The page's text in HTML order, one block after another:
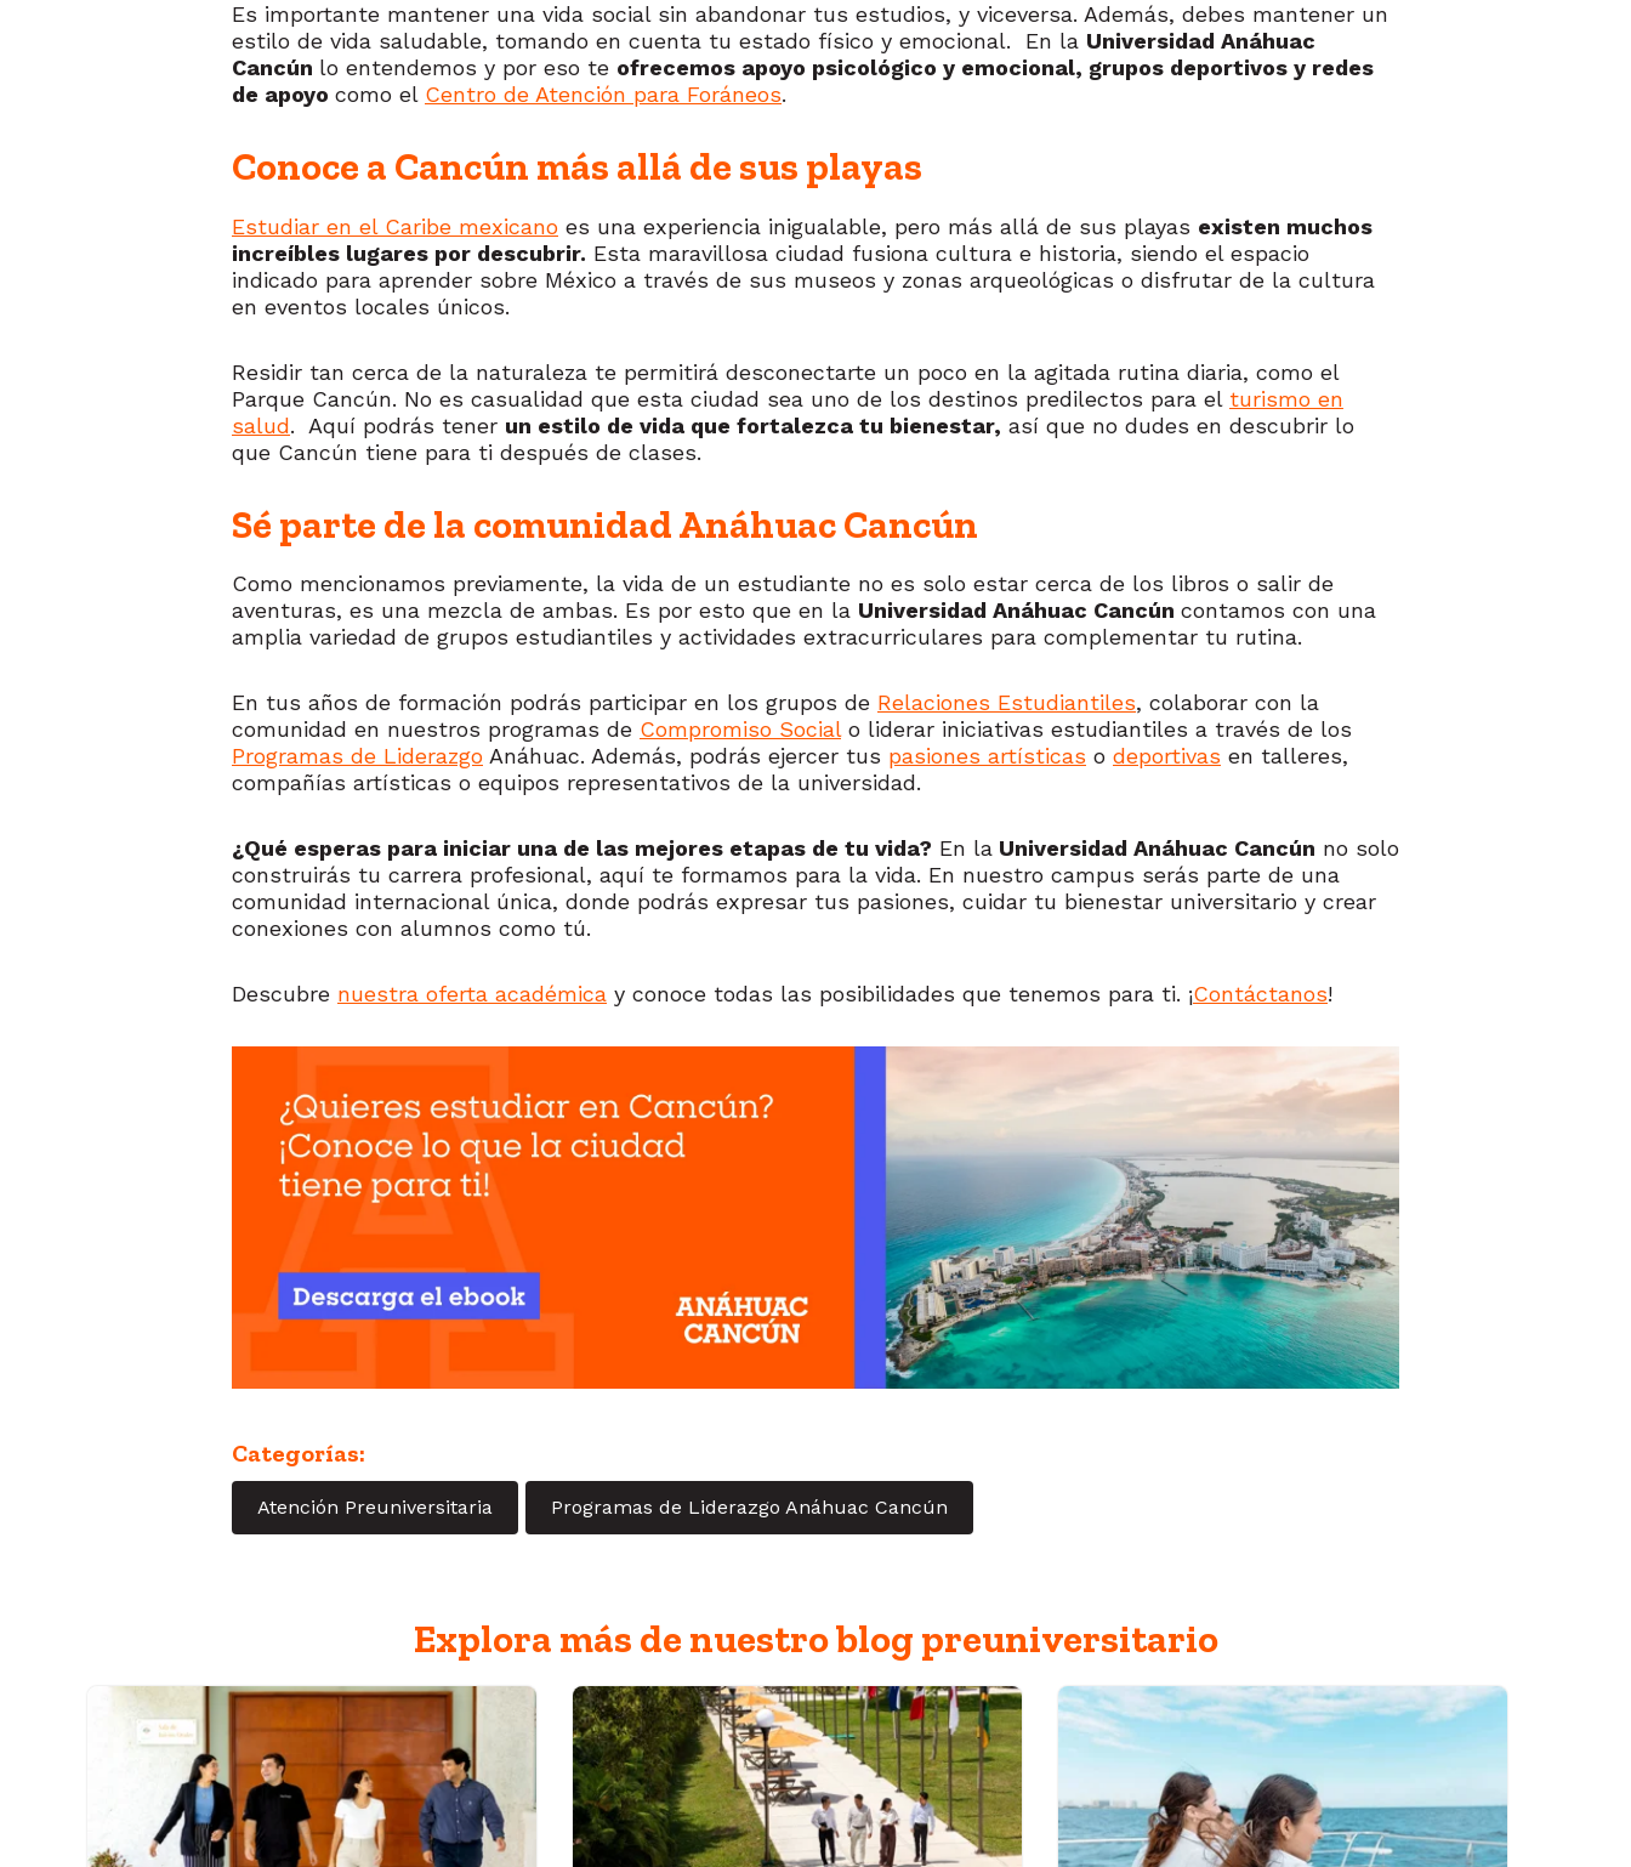
Es importante mantener una vida social sin abandonar tus estudios, y viceversa. Además, debes mantener un
estilo de vida saludable, tomando en cuenta tu estado físico y emocional. En la Universidad Anáhuac
Cancún lo entendemos y por eso te ofrecemos apoyo psicológico y emocional, grupos deportivos y redes
de apoyo como el Centro de Atención para Foráneos.
Conoce a Cancún más allá de sus playas
Estudiar en el Caribe mexicano es una experiencia inigualable, pero más allá de sus playas existen muchos
increíbles lugares por descubrir. Esta maravillosa ciudad fusiona cultura e historia, siendo el espacio
indicado para aprender sobre México a través de sus museos y zonas arqueológicas o disfrutar de la cultura
en eventos locales únicos.
Residir tan cerca de la naturaleza te permitirá desconectarte un poco en la agitada rutina diaria, como el
Parque Cancún. No es casualidad que esta ciudad sea uno de los destinos predilectos para el turismo en
salud. Aquí podrás tener un estilo de vida que fortalezca tu bienestar, así que no dudes en descubrir lo
que Cancún tiene para ti después de clases.
Sé parte de la comunidad Anáhuac Cancún
Como mencionamos previamente, la vida de un estudiante no es solo estar cerca de los libros o salir de
aventuras, es una mezcla de ambas. Es por esto que en la Universidad Anáhuac Cancún contamos con una
amplia variedad de grupos estudiantiles y actividades extracurriculares para complementar tu rutina.
En tus años de formación podrás participar en los grupos de Relaciones Estudiantiles, colaborar con la
comunidad en nuestros programas de Compromiso Socialo liderar iniciativas estudiantiles a través de los
Programas de Liderazgo Anáhuac. Además, podrás ejercer tus pasiones artísticas o deportivas en talleres,
compañías artísticas o equipos representativos de la universidad.
¿Qué esperas para iniciar una de las mejores etapas de tu vida? En la Universidad Anáhuac Cancún no solo
construirás tu carrera profesional, aquí te formamos para la vida. En nuestro campus serás parte de una
comunidad internacional única, donde podrás expresar tus pasiones, cuidar tu bienestar universitario y crear
conexiones con alumnos como tú.
Descubre nuestra oferta académica y conoce todas las posibilidades que tenemos para ti. ¡Contáctanos!
Categorías:
Atención Preuniversitaria Programas de Liderazgo Anáhuac Cancún
Explora más de nuestro blog preuniversitario